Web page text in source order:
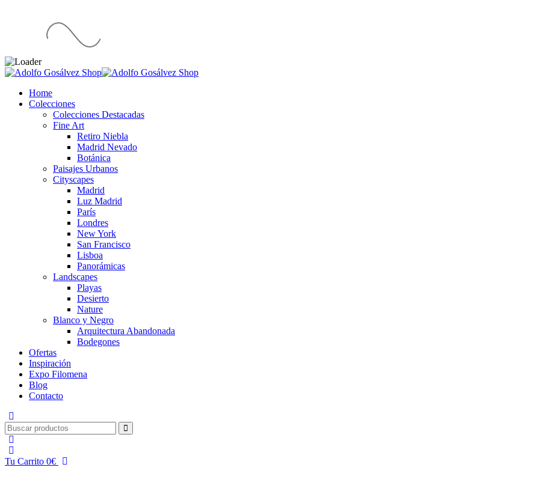
Home
Colecciones
Colecciones Destacadas
Fine Art
Retiro Niebla
Madrid Nevado
Botánica
Paisajes Urbanos
Cityscapes
Madrid
Luz Madrid
París
Londres
New York
San Francisco
Lisboa
Panorámicas
Landscapes
Playas
Desierto
Nature
Blanco y Negro
Arquitectura Abandonada
Bodegones
Ofertas
Inspiración
Expo Filomena
Blog
Contacto
Tu Carrito 0€